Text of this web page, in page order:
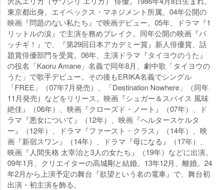
東京都出身。エイベックス・マネジメント所属。04年公開の
映画『問題のない私たち』で映画デビュー。05年、ドラマ『1
リットルの涙』で主演を務めブレイク。同年公開の映画『パ
ッチギ！』で、『第29回日本アカデミー賞』新人俳優賞、話
題賞俳優部門を受賞。06年、主演ドラマ『タイヨウのうた』
の役名「Kaoru Amane」名義で同年8月、劇中歌「タイヨウの
うた」で歌手デビュー。その後もERIKA名義でシングル
「FREE」（07年7月発売）、「Destination Nowhere」（同年
11月発売）などをリリース。映画『シュガー＆スパイス 風味
絶佳』（06年）、映画『クローズド・ノート』（07年）、ド
ラマ『悪女について』（12年）、映画『へルタースケルタ
ー』（12年）、ドラマ『ファースト・クラス』（14年）、映
画『新宿スワン』（14年）、ドラマ『母になる』（17年）、
映画『人間失格 太宰治と3人の女たち』（19年）などに出演。
09年1月、クリエイターの高城剛と結婚。13年12月、離婚。24
年2月から上演予定の舞台『欲望という名の電車』で、舞台初
出演・初主演を飾る。